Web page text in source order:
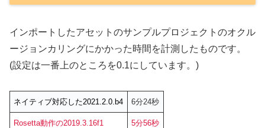
インポートしたアセットのサンプルプロジェクトのオクル
ージョンカリングにかかった時間を計測したものです。
(設定は一番上のところを0.1にしています。)
ネイティブ対応した2021.2.0.b4 6分24秒
Rosetta動作の2019.3.16f1 5分56秒